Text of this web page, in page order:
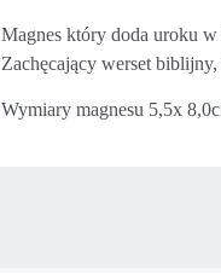
Magnes który doda uroku
Zachęcający werset
Wymiary magnesu 5,5x